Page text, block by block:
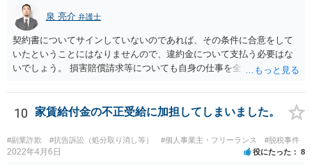
泉 亮介 弁護士
契約書についてサインしていないのであれば、その条件に合意をして
いたということにはなりませんので、違約金について支払う必要はな
いでしょう。 損害賠償請求等についても自身の仕事を全て処理してか
10 家賃給付金の不正受給に加担してしまいました。
#副業詐欺 #抗告訴訟（処分取り消し等） #個人事業主・フリーランス #脱税事件
2022年4月6日 役にたった 8